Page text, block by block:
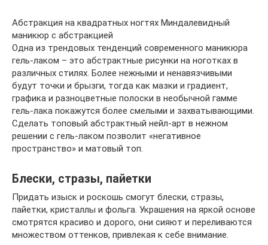
Абстракция на квадратных ногтях Миндалевидный
маникюр с абстракцией
Одна из трендовых тенденций современного маникюра
гель-лаком – это абстрактные рисунки на ноготках в
различных стилях. Более нежными и ненавязчивыми
будут точки и брызги, тогда как мазки и градиент,
графика и разноцветные полоски в необычной гамме
гель-лака покажутся более смелыми и захватывающими.
Сделать топовый абстрактный нейл-арт в нежном
решении с гель-лаком позволит «негативное
пространство» и матовый топ.
Блески, стразы, пайетки
Придать изыск и роскошь смогут блески, стразы,
пайетки, кристаллы и фольга. Украшения на яркой основе
смотрятся красиво и дорого, они сияют и переливаются
множеством оттенков, привлекая к себе внимание.